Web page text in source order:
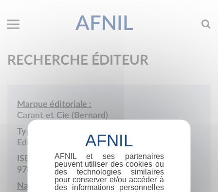
AFNIL
RECHERCHE ÉDITEUR
Marque éditoriale :
Carant et Cie (Bernard)
Type de société :
Edition
ISBN :
978-2-86226
Nationalité :
AFNIL et ses partenaires
peuvent utiliser des cookies ou
des technologies similaires
pour conserver et/ou accéder à
des informations personnelles